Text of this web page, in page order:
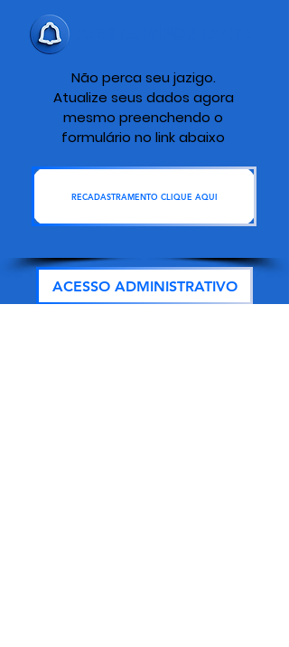
Não perca seu jazigo.
Atualize seus dados agora
mesmo preenchendo o
formulário no link abaixo
RECADASTRAMENTO CLIQUE AQUI
ACESSO ADMINISTRATIVO